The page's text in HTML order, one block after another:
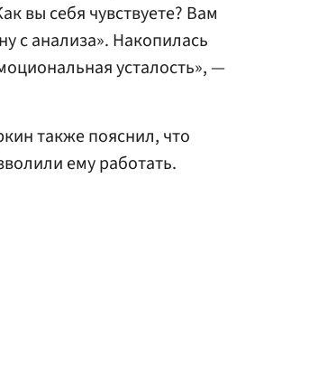
вы себя чувствуете? Вам
с анализа». Накопилась
усталость», —
также пояснил, что
ему работать.